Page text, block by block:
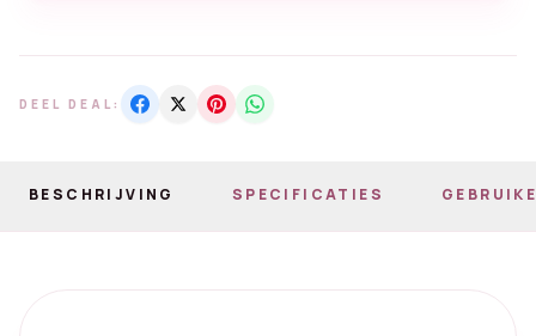
DEEL DEAL:
BESCHRIJVING SPECIFICATIES